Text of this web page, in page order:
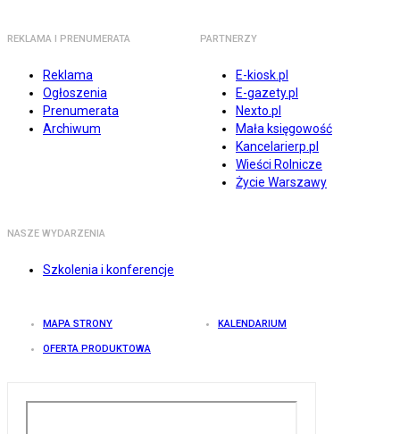
REKLAMA I PRENUMERATA
Reklama
Ogłoszenia
Prenumerata
Archiwum
PARTNERZY
E-kiosk.pl
E-gazety.pl
Nexto.pl
Mała księgowość
Kancelarierp.pl
Wieści Rolnicze
Życie Warszawy
NASZE WYDARZENIA
Szkolenia i konferencje
MAPA STRONY KALENDARIUM
OFERTA PRODUKTOWA